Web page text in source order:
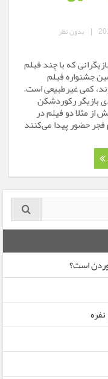
| بدون نظر
که با چند فیلم
جشنواره فیلم
کمی غیرطبیعی است.
بازیگر رکوردشکن
از مثلا دو فیلم در
فجر حضور پیدا می‌کنند